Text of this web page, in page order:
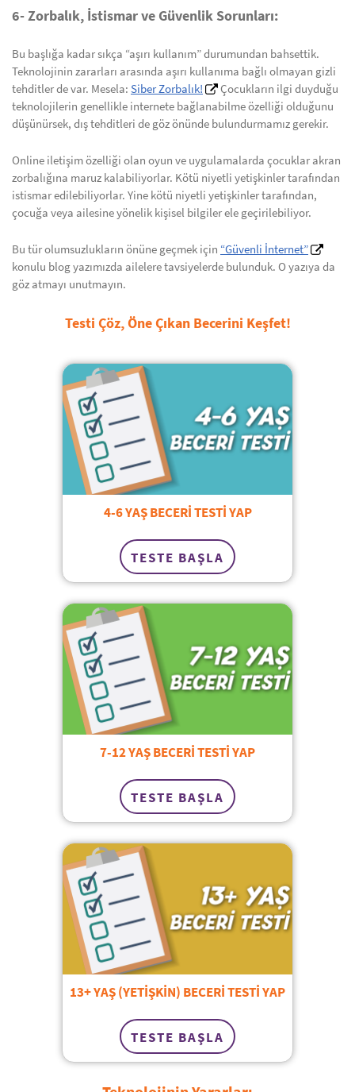
6- Zorbalık, İstismar ve Güvenlik Sorunları:
Bu başlığa kadar sıkça “aşırı kullanım” durumundan bahsettik.
Teknolojinin zararları arasında aşırı kullanıma bağlı olmayan gizli
tehditler de var. Mesela: Siber Zorbalık!
Çocukların ilgi duyduğu
teknolojilerin genellikle internete bağlanabilme özelliği olduğunu
düşünürsek, dış tehditleri de göz önünde bulundurmamız gerekir.
Online iletişim özelliği olan oyun ve uygulamalarda çocuklar akran
zorbalığına maruz kalabiliyorlar. Kötü niyetli yetişkinler tarafından
istismar edilebiliyorlar. Yine kötü niyetli yetişkinler tarafından,
çocuğa veya ailesine yönelik kişisel bilgiler ele geçirilebiliyor.
Bu tür olumsuzlukların önüne geçmek için “Güvenli İnternet”
konulu blog yazımızda ailelere tavsiyelerde bulunduk. O yazıya da
göz atmayı unutmayın.
Testi Çöz, Öne Çıkan Becerini Keşfet!
4-6 YAŞ BECERİ TESTİ YAP
TESTE BAŞLA
7-12 YAŞ BECERİ TESTİ YAP
TESTE BAŞLA
13+ YAŞ (YETİŞKİN) BECERİ TESTİ YAP
TESTE BAŞLA